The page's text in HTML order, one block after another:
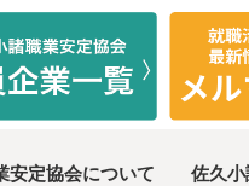
安定協会について 佐久